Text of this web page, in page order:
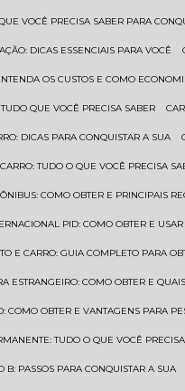
VOCÊ PRECISA SABER PARA
DICAS ESSENCIAIS PARA VOCÊ
OS CUSTOS E COMO
TUDO QUE VOCÊ PRECISA SABER
DICAS PARA CONQUISTAR A SUA
TUDO O QUE VOCÊ PRECISA
COMO OBTER E PRINCIPAIS
PID: COMO OBTER E
E CARRO: GUIA COMPLETO PARA
ESTRANGEIRO: COMO OBTER E
COMO OBTER E VANTAGENS PARA
TUDO O QUE VOCÊ
B: PASSOS PARA CONQUISTAR A SUA